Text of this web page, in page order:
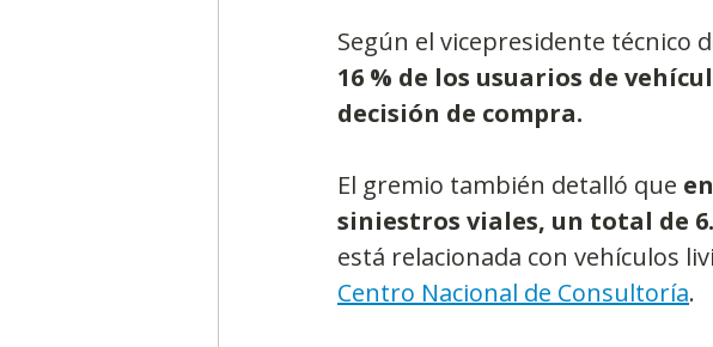
Según el vicepresidente técnico
16 % de los usuarios de
decisión de compra.
El gremio también detalló que
siniestros viales, un total de
está relacionada con vehículos
Centro Nacional de Consultoría.